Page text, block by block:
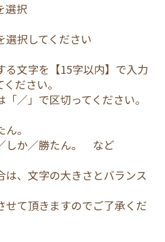
選択
択してください
文字を【15字以内】で入力
ださい。
／」で区切ってください。
。
しか／勝たん。 など
、文字の大きさとバランス
せて頂きますのでご了承くだ